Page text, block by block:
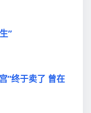
”
”终于卖了 曾在